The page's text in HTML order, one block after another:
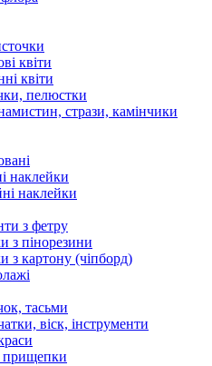
квіти
квіти
пелюстки
стрази, камінчики
наклейки
наклейки
з фетру
з пінорезини
з картону (чіпборд)
тасьми
віск, інструменти
прищепки